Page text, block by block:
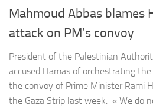
Mahmoud Abbas blames
attack on PM’s convoy
President of the Palestinian
accused Hamas of orchestrating
the convoy of Prime Minister Rami
the Gaza Strip last week. « We do